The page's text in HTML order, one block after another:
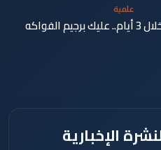
علمية
الفواكه
الإخبارية